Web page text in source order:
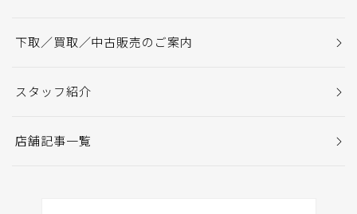
下取／買取／中古販売のご案内
スタッフ紹介
店舗記事一覧